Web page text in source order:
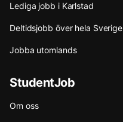
Lediga jobb i Karlstad
Deltidsjobb över hela Sverige
Jobba utomlands
StudentJob
Om oss